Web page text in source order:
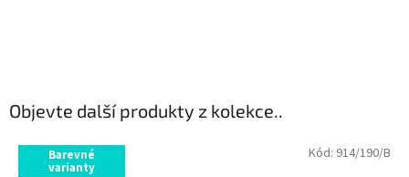
Objevte další produkty z kolekce..
Barevné
varianty
Kód: 914/190/B